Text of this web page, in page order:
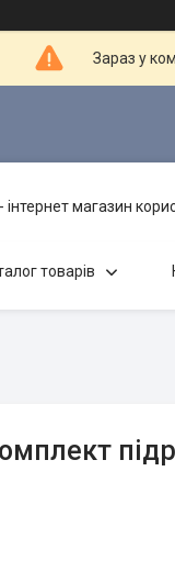
Зараз у
інтернет магазин
товарів